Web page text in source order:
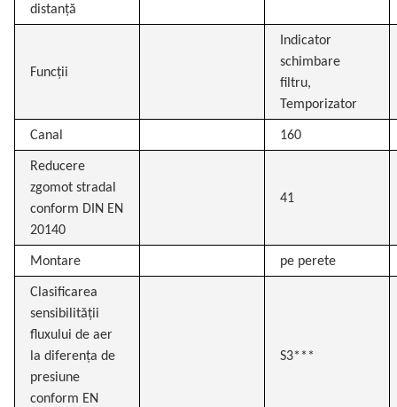
distanță
Funcții
Indicator
schimbare
filtru,
Temporizator
Canal 160
Reducere
zgomot stradal
conform DIN EN
20140
41
Montare pe perete
Clasificarea
sensibilității
fluxului de aer
la diferența de
presiune
conform EN
S3***